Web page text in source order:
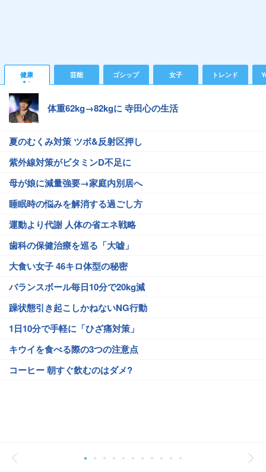
健康 芸能 ゴシップ 女子 トレンド
体重62kg→82kgに 寺田心の生活
夏のむくみ対策 ツボ&反射区押し
紫外線対策がビタミンD不足に
母が娘に減量強要→家庭内別居へ
睡眠時の悩みを解消する過ごし方
運動より代謝 人体の省エネ戦略
歯科の保健治療を巡る「大嘘」
大食い女子 46キロ体型の秘密
バランスボール毎日10分で20kg減
躁状態引き起こしかねないNG行動
1日10分で手軽に「ひざ痛対策」
キウイを食べる際の3つの注意点
コーヒー 朝すぐ飲むのはダメ?